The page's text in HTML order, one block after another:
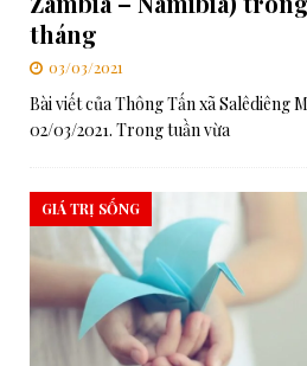
Đối thoại
[ 06/08/2026 ] Lễ Tôn
[ 07/08/2026 ] RMG – Công
tháng
03/03/2021
Bài viết của Thông Tấn xã Salêdiêng
02/03/2021. Trong tuần vừa
GIÁ TRỊ SỐNG